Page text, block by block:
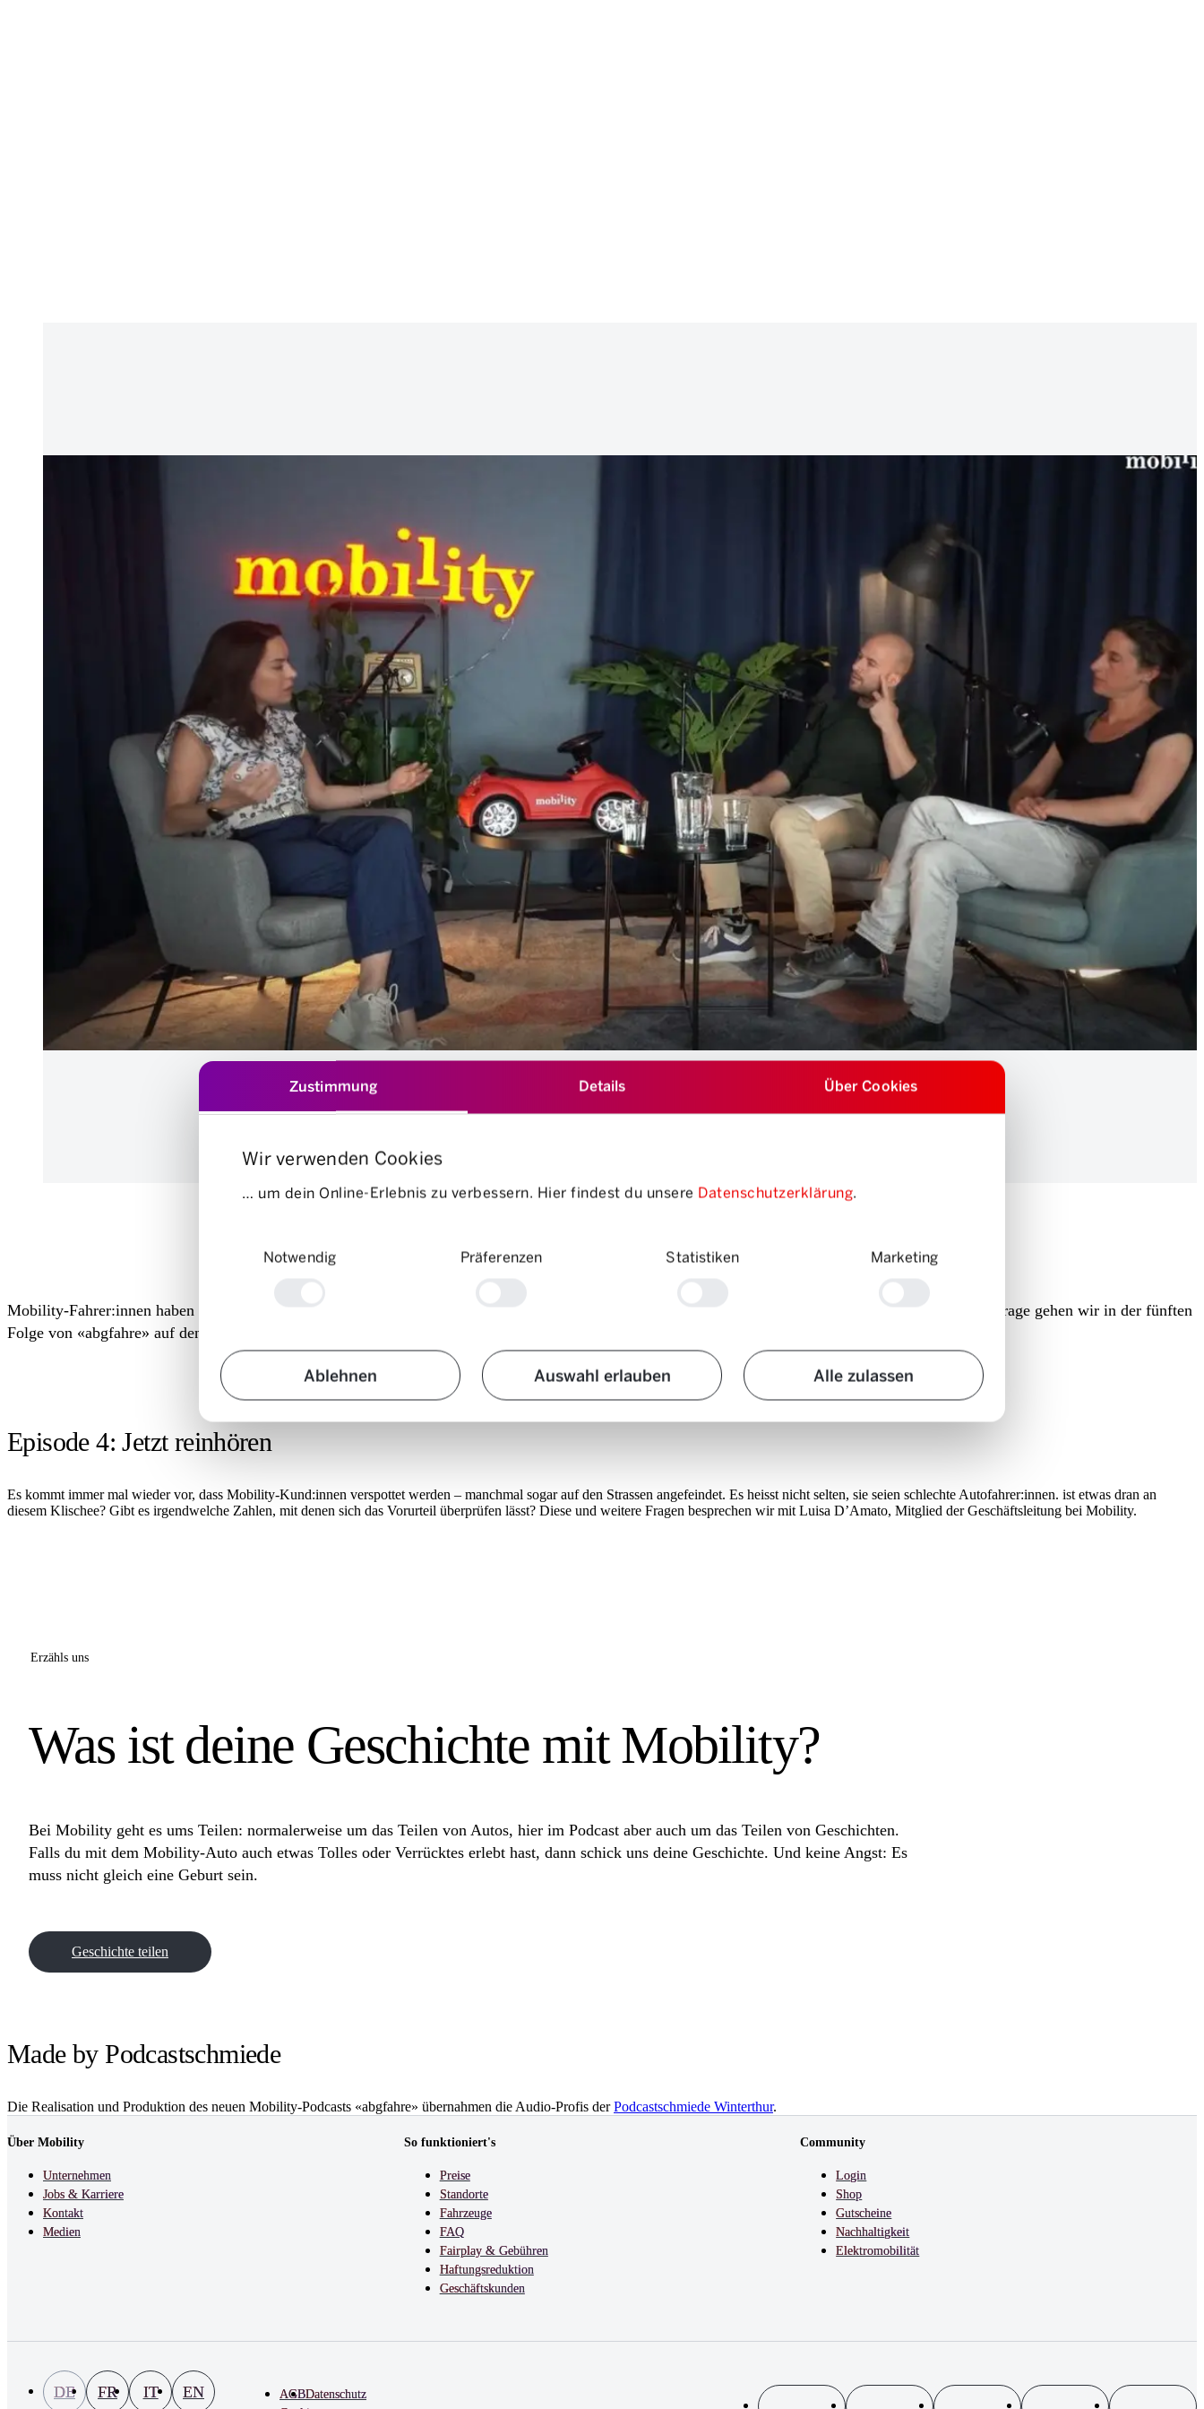
Zustimmung Details Über Cookies
Wir verwenden Cookies
… um dein Online-Erlebnis zu verbessern. Hier findest du unsere Datenschutzerklärung.
Notwendig
Präferenzen Statistiken Marketing
Ablehnen Auswahl erlauben Alle zulassen
Mobility-Fahrer:innen haben nicht den besten Ruf, werden sogar oft als schlechte Fahrer:innen abgestempelt. Was ist dran an diesem Klischee? Dieser Frage gehen wir in der fünften
Folge von «abgfahre» auf den Grund.
Episode 4: Jetzt reinhören
Es kommt immer mal wieder vor, dass Mobility-Kund:innen verspottet werden – manchmal sogar auf den Strassen angefeindet. Es heisst nicht selten, sie seien schlechte Autofahrer:innen. ist etwas dran an
diesem Klischee? Gibt es irgendwelche Zahlen, mit denen sich das Vorurteil überprüfen lässt? Diese und weitere Fragen besprechen wir mit Luisa D’Amato, Mitglied der Geschäftsleitung bei Mobility.
Erzähls uns
Was ist deine Geschichte mit Mobility?
Bei Mobility geht es ums Teilen: normalerweise um das Teilen von Autos, hier im Podcast aber auch um das Teilen von Geschichten.
Falls du mit dem Mobility-Auto auch etwas Tolles oder Verrücktes erlebt hast, dann schick uns deine Geschichte. Und keine Angst: Es
muss nicht gleich eine Geburt sein.
Geschichte teilen
Made by Podcastschmiede
Die Realisation und Produktion des neuen Mobility-Podcasts «abgfahre» übernahmen die Audio-Profis derPodcastschmiede Winterthur.
Über Mobility
Unternehmen
Jobs & Karriere
Kontakt
Medien
So funktioniert's
Preise
Standorte
Fahrzeuge
FAQ
Fairplay & Gebühren
Haftungsreduktion
Geschäftskunden
Community
Login
Shop
Gutscheine
Nachhaltigkeit
Elektromobilität
DE FR IT EN AGBDatenschutz